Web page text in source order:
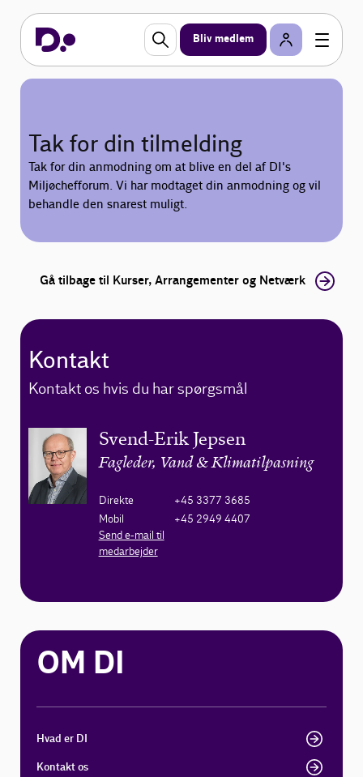
Bliv medlem
Tak for din tilmelding
Tak for din anmodning om at blive en del af DI's
Miljøchefforum. Vi har modtaget din anmodning og vil
behandle den snarest muligt.
Gå tilbage til Kurser, Arrangementer og Netværk
Kontakt
Kontakt os hvis du har spørgsmål
Svend-Erik Jepsen
Fagleder, Vand & Klimatilpasning
Direkte
+45 3377 3685
Mobil
+45 2949 4407
Send e-mail til
medarbejder
OM DI
Hvad er DI
Kontakt os